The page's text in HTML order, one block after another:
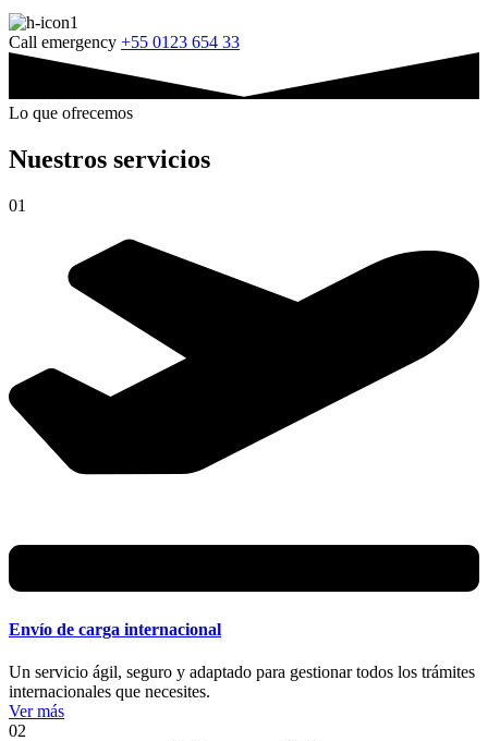
Call emergency +55 0123 654 33
Lo que ofrecemos
Nuestros servicios
01
Envío de carga internacional
Un servicio ágil, seguro y adaptado para gestionar todos los trámites
internacionales que necesites.
Ver más
02